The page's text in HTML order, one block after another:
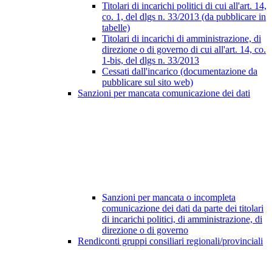
Titolari di incarichi politici di cui all'art. 14,
co. 1, del dlgs n. 33/2013 (da pubblicare in
tabelle)
Titolari di incarichi di amministrazione, di
direzione o di governo di cui all'art. 14, co.
1-bis, del dlgs n. 33/2013
Cessati dall'incarico (documentazione da
pubblicare sul sito web)
Sanzioni per mancata comunicazione dei dati
Sanzioni per mancata o incompleta
comunicazione dei dati da parte dei titolari
di incarichi politici, di amministrazione, di
direzione o di governo
Rendiconti gruppi consiliari regionali/provinciali